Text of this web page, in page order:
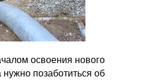
освоения нового
нужно позаботиться об